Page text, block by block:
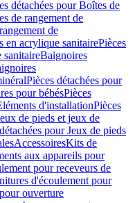
détachées pour Boîtes de
de rangement de
de
en acrylique sanitairePièces
sanitaireBaignoires
Pièces détachées pour
pour bébésPièces
d'installationPièces
de pieds et jeux de
pour Jeux de pieds
AccessoiresKits de
aux appareils pour
pour receveurs de
d'écoulement pour
ouverture